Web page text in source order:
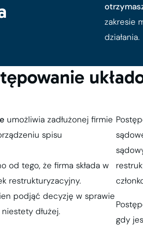
zakresie
działania.
umożliwia zadłużonej firmie
spisu
od tego, że firma składa w
restrukturyzacyjny.
podjąć decyzję w sprawie
dłużej.
gdy